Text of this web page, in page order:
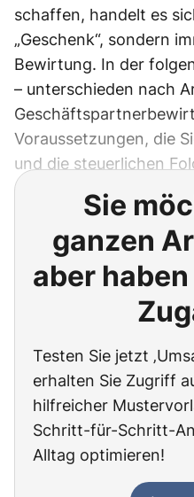
schaffen, handelt es
„Geschenk“, sondern
Bewirtung. In der
– unterschieden nach
Voraussetzungen, die
und die steuerlichen
Sie
ganzen
aber
Testen Sie jetzt
erhalten Sie Zugriff
hilfreicher
Schritt-für-Schritt-
Alltag optimieren!